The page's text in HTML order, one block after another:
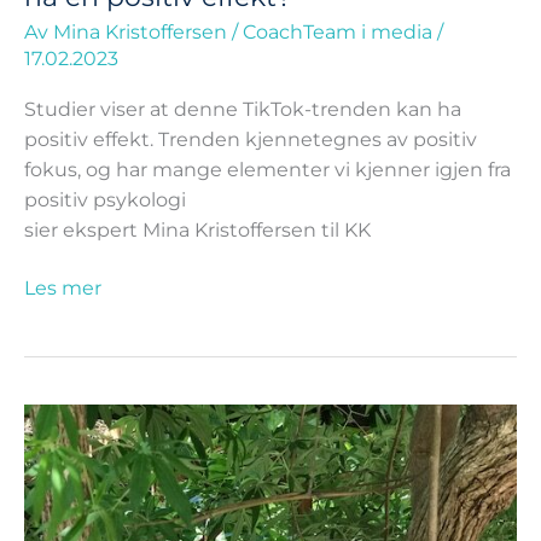
Av Mina Kristoffersen /CoachTeam i media /
17.02.2023
Studier viser at denne TikTok-trenden kan ha
positiv effekt. Trenden kjennetegnes av positiv
fokus, og har mange elementer vi kjenner igjen fra
positiv psykologi
sier ekspert Mina Kristoffersen til KK
Les mer
Disse
personene
stoler
vi